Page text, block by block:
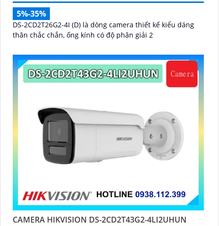
5%-35%
DS-2CD2T26G2-4I (D) là dòng camera thiết kế kiểu dáng
thân chắc chắn, ống kính có độ phân giải 2
CAMERA HIKVISION DS-2CD2T43G2-4LI2UHUN